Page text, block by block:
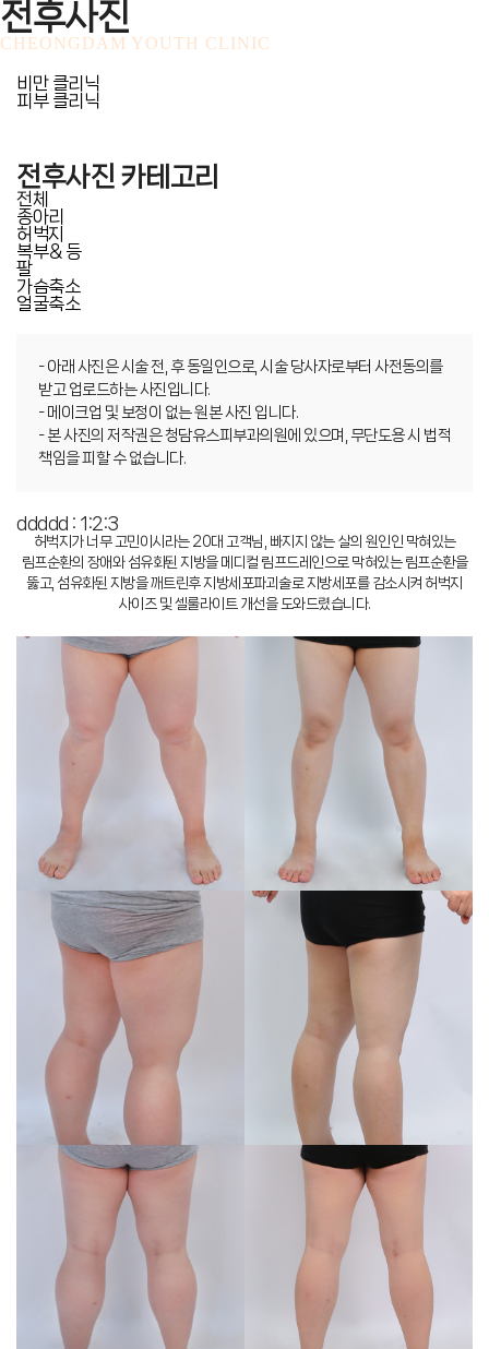
전후사진
CHEONGDAM YOUTH CLINIC
비만 클리닉
피부 클리닉
전후사진 카테고리
전체
종아리
허벅지
복부＆등
팔
가슴축소
얼굴축소
- 아래 사진은 시술 전, 후 동일인으로, 시술 당사자로부터 사전동의를
받고 업로드하는 사진입니다.
- 메이크업 및 보정이 없는 원본 사진 입니다.
- 본 사진의 저작권은 청담유스피부과의원에 있으며, 무단도용 시 법적
책임을 피할 수 없습니다.
ddddd : 1:2:3
허벅지가 너무 고민이시라는 20대 고객님, 빠지지 않는 살의 원인인 막혀있는
림프순환의 장애와 섬유화된 지방을 메디컬 림프드레인으로 막혀있는 림프순환을
뚫고, 섬유화된 지방을 깨트린후 지방세포파괴술로 지방세포를 감소시켜 허벅지
사이즈 및 셀룰라이트 개선을 도와드렸습니다.